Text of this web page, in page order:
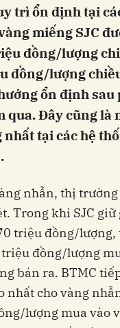
trì ổn định tại
miếng SJC
đồng/lượng
đồng/lượng
ổn định sau
qua. Đây cũng là
tại các hệ
nhẫn, thị
Trong khi SJC giữ
triệu đồng/lượng,
đồng/lượng
bán ra. BTMC
nhất cho vàng
lượng mua vào